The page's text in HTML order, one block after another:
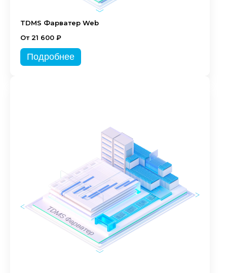
TDMS Фарватер Web
От 21 600 ₽
Подробнее